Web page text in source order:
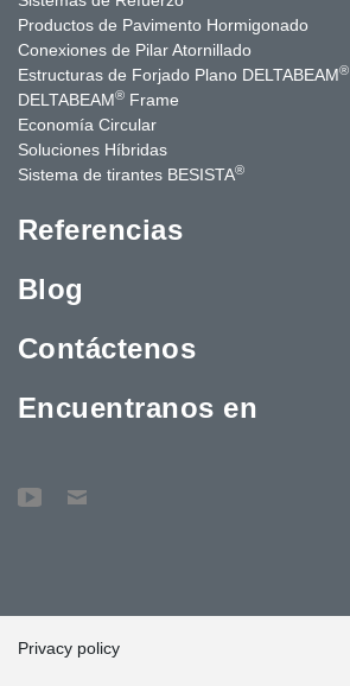
Productos de Pavimento Hormigonado
Conexiones de Pilar Atornillado
Estructuras de Forjado Plano DELTABEAM®
DELTABEAM® Frame
Economía Circular
Soluciones Híbridas
Sistema de tirantes BESISTA®
Referencias
Blog
Contáctenos
Encuentranos en
Privacy policy